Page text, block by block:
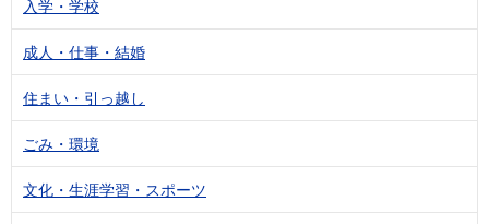
入学・学校
成人・仕事・結婚
住まい・引っ越し
ごみ・環境
文化・生涯学習・スポーツ